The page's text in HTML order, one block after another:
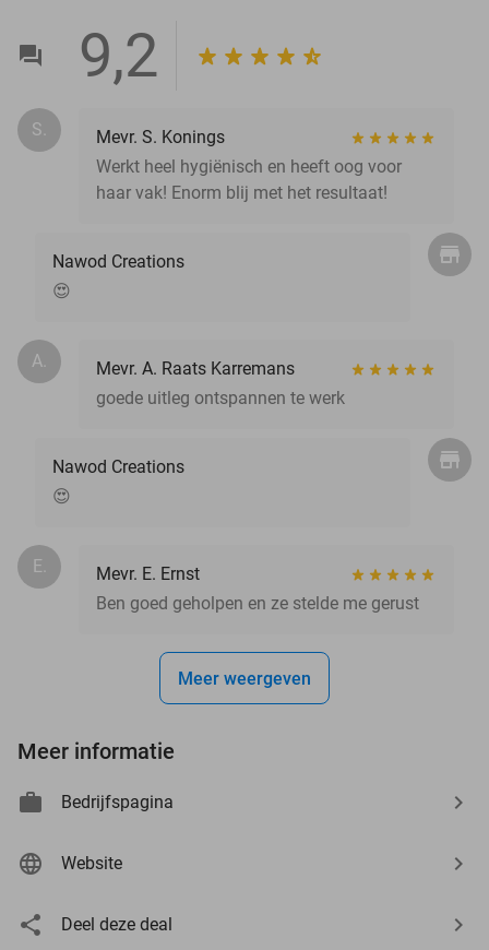
9,2
S.
Mevr. S. Konings
Werkt heel hygiënisch en heeft oog voor
haar vak! Enorm blij met het resultaat!
Nawod Creations
😍
A.
Mevr. A. Raats Karremans
goede uitleg ontspannen te werk
Nawod Creations
😍
E.
Mevr. E. Ernst
Ben goed geholpen en ze stelde me gerust
Meer weergeven
Meer informatie
Bedrijfspagina
Website
Deel deze deal